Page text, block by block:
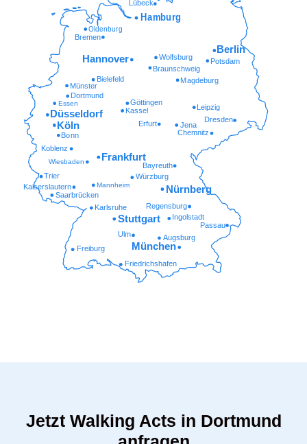
Friedrichshafen
Freiburg
Augsburg
Ulm
Passau
Ingolstadt
Regensburg
Karlsruhe
Saarbrücken
Kaiserslautern Mannheim
Würzburg
Trier
Wiesbaden Bayreuth
Koblenz
Chemnitz
Bonn
Erfurt Jena
Dresden
Kassel
Göttingen
Essen
Dortmund
Münster
Magdeburg
Bielefeld
Braunschweig
Potsdam
Wolfsburg
Oldenburg
Lübeck
München
Stuttgart
Nürnberg
Frankfurt
Köln
Düsseldorf
Leipzig
Hannover
Berlin
Bremen
Hamburg
Jetzt Walking Acts in Dortmund